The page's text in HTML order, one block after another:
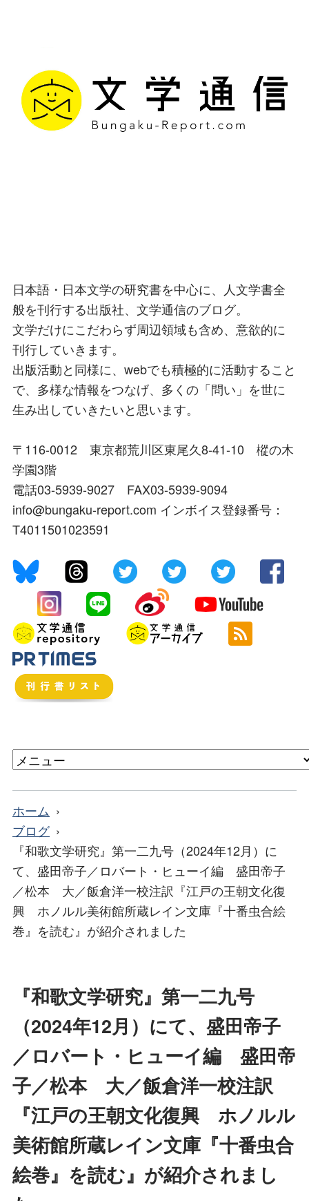
日本語・日本文学の研究書を中心に、人文学書全
般を刊行する出版社、文学通信のブログ。
文学だけにこだわらず周辺領域も含め、意欲的に
刊行していきます。
出版活動と同様に、webでも積極的に活動すること
で、多様な情報をつなげ、多くの「問い」を世に
生み出していきたいと思います。
〒116-0012 東京都荒川区東尾久8-41-10 樅の木
学園3階
電話03-5939-9027 FAX03-5939-9094
info@bungaku-report.com インボイス登録番号：
T4011501023591
ホーム
ブログ
『和歌文学研究』第一二九号（2024年12月）に
て、盛田帝子／ロバート・ヒューイ編 盛田帝子
／松本 大／飯倉洋一校注訳『江戸の王朝文化復
興 ホノルル美術館所蔵レイン文庫『十番虫合絵
巻』を読む』が紹介されました
『和歌文学研究』第一二九号
（2024年12月）にて、盛田帝子
／ロバート・ヒューイ編 盛田帝
子／松本 大／飯倉洋一校注訳
『江戸の王朝文化復興 ホノルル
美術館所蔵レイン文庫『十番虫合
絵巻』を読む』が紹介されまし